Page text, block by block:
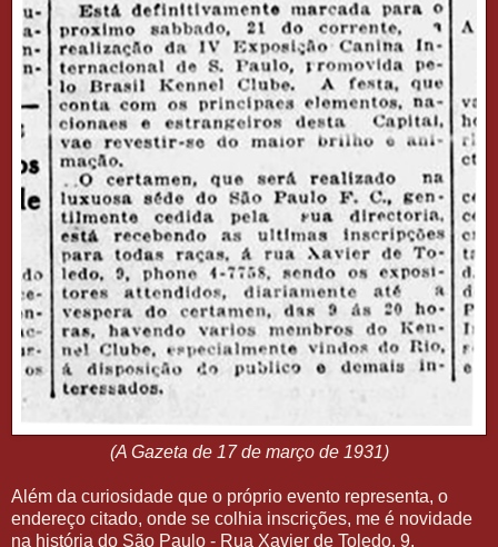
(A Gazeta de 17 de março de 1931)
Além da curiosidade que o próprio evento representa, o
endereço citado, onde se colhia inscrições, me é novidade
na história do São Paulo - Rua Xavier de Toledo, 9.